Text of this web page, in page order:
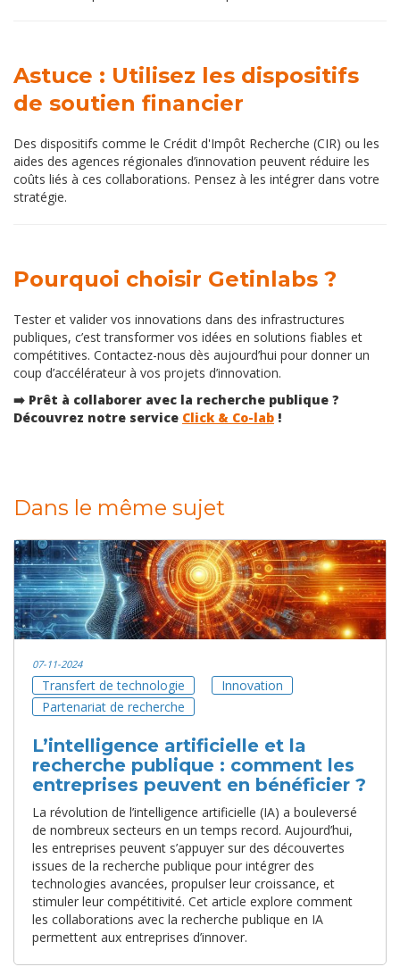
Astuce : Utilisez les dispositifs
de soutien financier
Des dispositifs comme le Crédit d'Impôt Recherche (CIR) ou les
aides des agences régionales d’innovation peuvent réduire les
coûts liés à ces collaborations. Pensez à les intégrer dans votre
stratégie.
Pourquoi choisir Getinlabs ?
Tester et valider vos innovations dans des infrastructures
publiques, c’est transformer vos idées en solutions fiables et
compétitives. Contactez-nous dès aujourd’hui pour donner un
coup d’accélérateur à vos projets d’innovation.
➡️ Prêt à collaborer avec la recherche publique ?
Découvrez notre service Click & Co-lab !
Dans le même sujet
07-11-2024
Transfert de technologie
Innovation
Partenariat de recherche
L’intelligence artificielle et la
recherche publique : comment les
entreprises peuvent en bénéficier ?
La révolution de l’intelligence artificielle (IA) a bouleversé
de nombreux secteurs en un temps record. Aujourd’hui,
les entreprises peuvent s’appuyer sur des découvertes
issues de la recherche publique pour intégrer des
technologies avancées, propulser leur croissance, et
stimuler leur compétitivité. Cet article explore comment
les collaborations avec la recherche publique en IA
permettent aux entreprises d’innover.